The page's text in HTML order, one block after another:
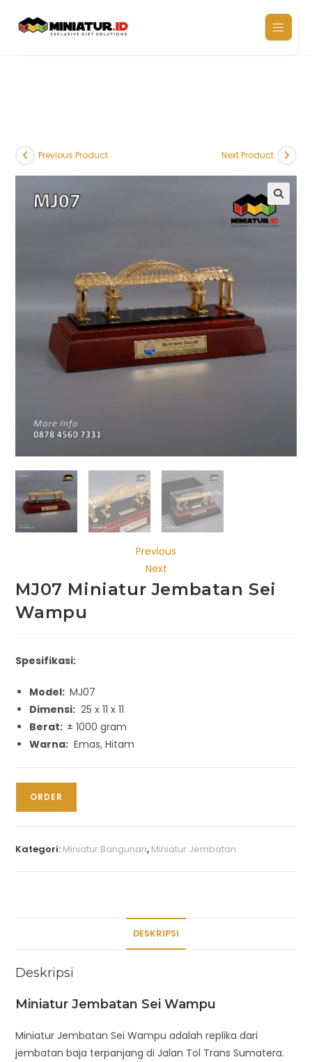
Previous Product Next Product
🔍
Previous
Next
MJ07 Miniatur Jembatan Sei
Wampu
Spesifikasi:
Model: MJ07
Dimensi: 25 x 11 x 11
Berat: ± 1000 gram
Warna: Emas, Hitam
ORDER
Kategori: Miniatur Bangunan, Miniatur Jembatan
DESKRIPSI
Deskripsi
Miniatur Jembatan Sei Wampu
Miniatur Jembatan Sei Wampu adalah replika dari
jembatan baja terpanjang di Jalan Tol Trans Sumatera.